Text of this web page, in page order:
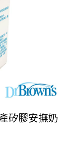
矽膠安撫奶